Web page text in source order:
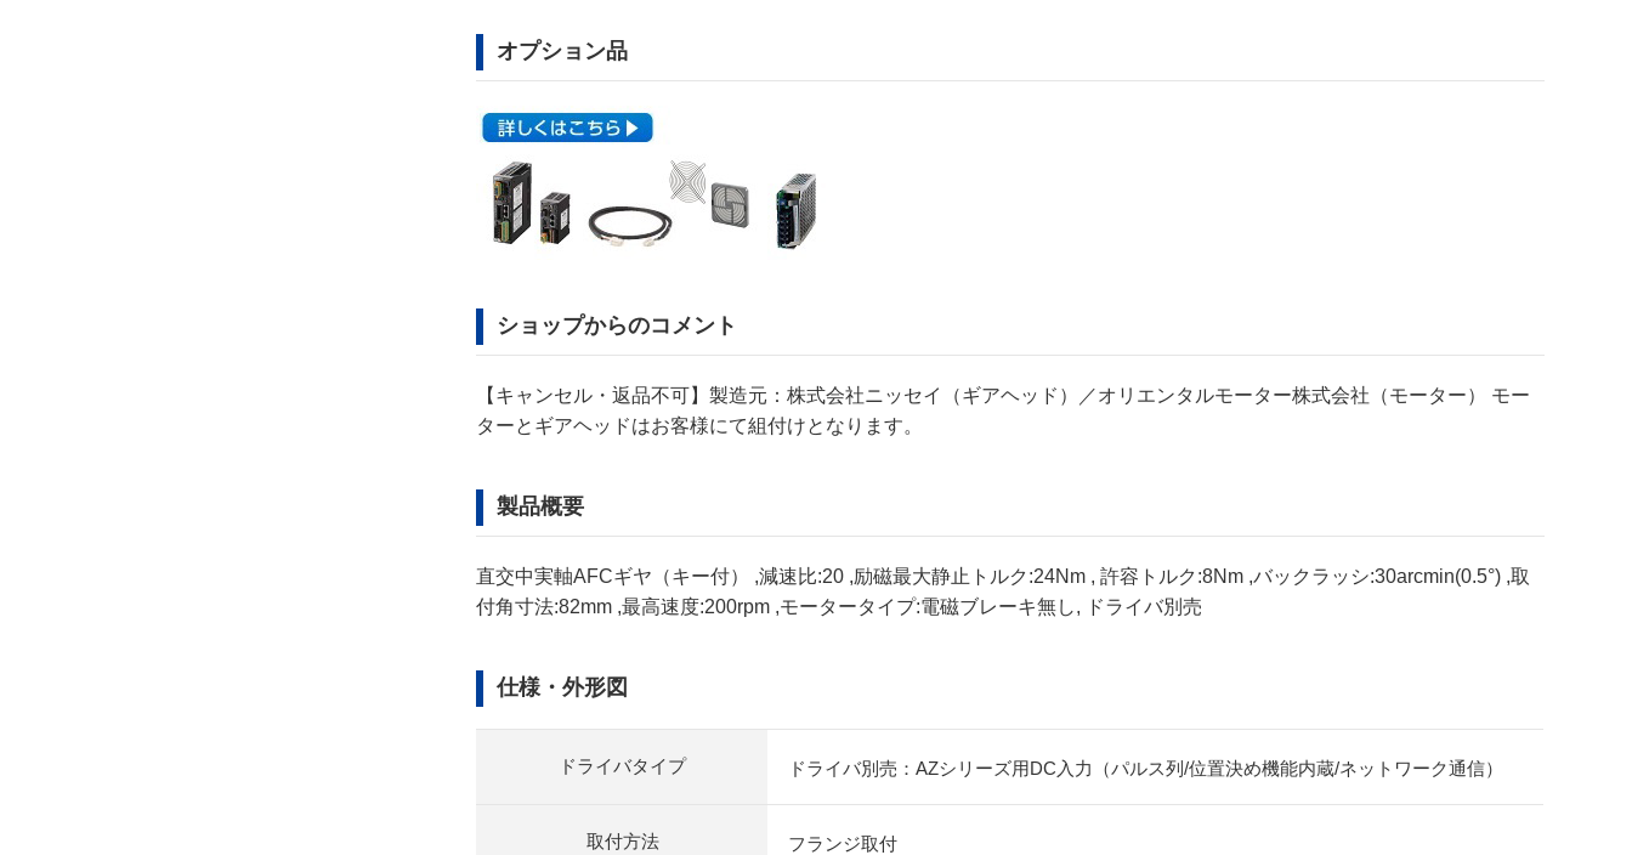
オプション品
ショップからのコメント
【キャンセル・返品不可】製造元：株式会社ニッセイ（ギアヘッド）／オリエンタルモーター株式会社（モーター） モー
ターとギアヘッドはお客様にて組付けとなります。
製品概要
直交中実軸AFCギヤ（キー付） ,減速比:20 ,励磁最大静止トルク:24Nm , 許容トルク:8Nm ,バックラッシ:30arcmin(0.5°) ,取
付角寸法:82mm ,最高速度:200rpm ,モータータイプ:電磁ブレーキ無し, ドライバ別売
仕様・外形図
ドライバタイプ ドライバ別売：AZシリーズ用DC入力（パルス列/位置決め機能内蔵/ネットワーク通信）
取付方法 フランジ取付